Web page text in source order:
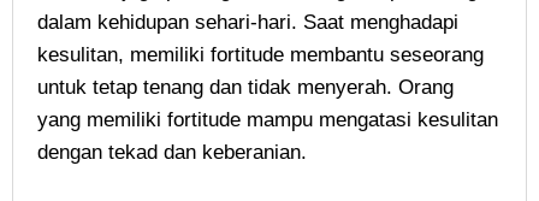
dalam kehidupan sehari-hari. Saat menghadapi
kesulitan, memiliki fortitude membantu seseorang
untuk tetap tenang dan tidak menyerah. Orang
yang memiliki fortitude mampu mengatasi kesulitan
dengan tekad dan keberanian.